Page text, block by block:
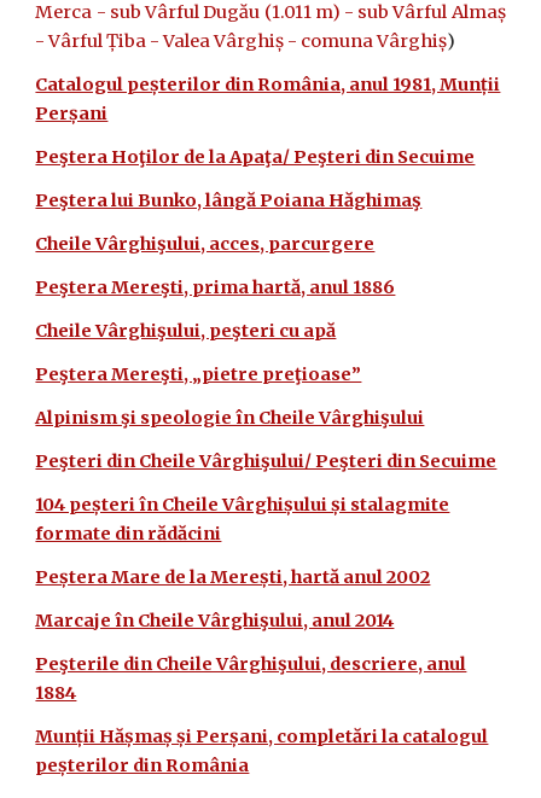
Merca - sub Vârful Dugău (1.011 m) - sub Vârful Almaș
- Vârful Țiba - Valea Vârghiș - comuna Vârghiș)
Catalogul peșterilor din România, anul 1981, Munții
Perșani
Peştera Hoţilor de la Apaţa/ Peşteri din Secuime
Peştera lui Bunko, lângă Poiana Hăghimaş
Cheile Vârghişului, acces, parcurgere
Peştera Mereşti, prima hartă, anul 1886
Cheile Vârghişului, peşteri cu apă
Peştera Mereşti, „pietre preţioase”
Alpinism şi speologie în Cheile Vârghişului
Peşteri din Cheile Vârghişului/ Peşteri din Secuime
104 peșteri în Cheile Vârghișului și stalagmite
formate din rădăcini
Peștera Mare de la Merești, hartă anul 2002
Marcaje în Cheile Vârghişului, anul 2014
Peşterile din Cheile Vârghişului, descriere, anul
1884
Munții Hășmaș și Perșani, completări la catalogul
peșterilor din România